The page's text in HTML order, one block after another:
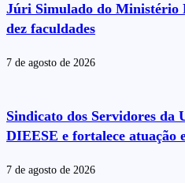
Júri Simulado do Ministério
dez faculdades
7 de agosto de 2026
Sindicato dos Servidores da
DIEESE e fortalece atuação
7 de agosto de 2026